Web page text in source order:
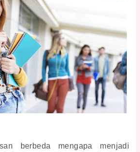
berbeda mengapa menjadi